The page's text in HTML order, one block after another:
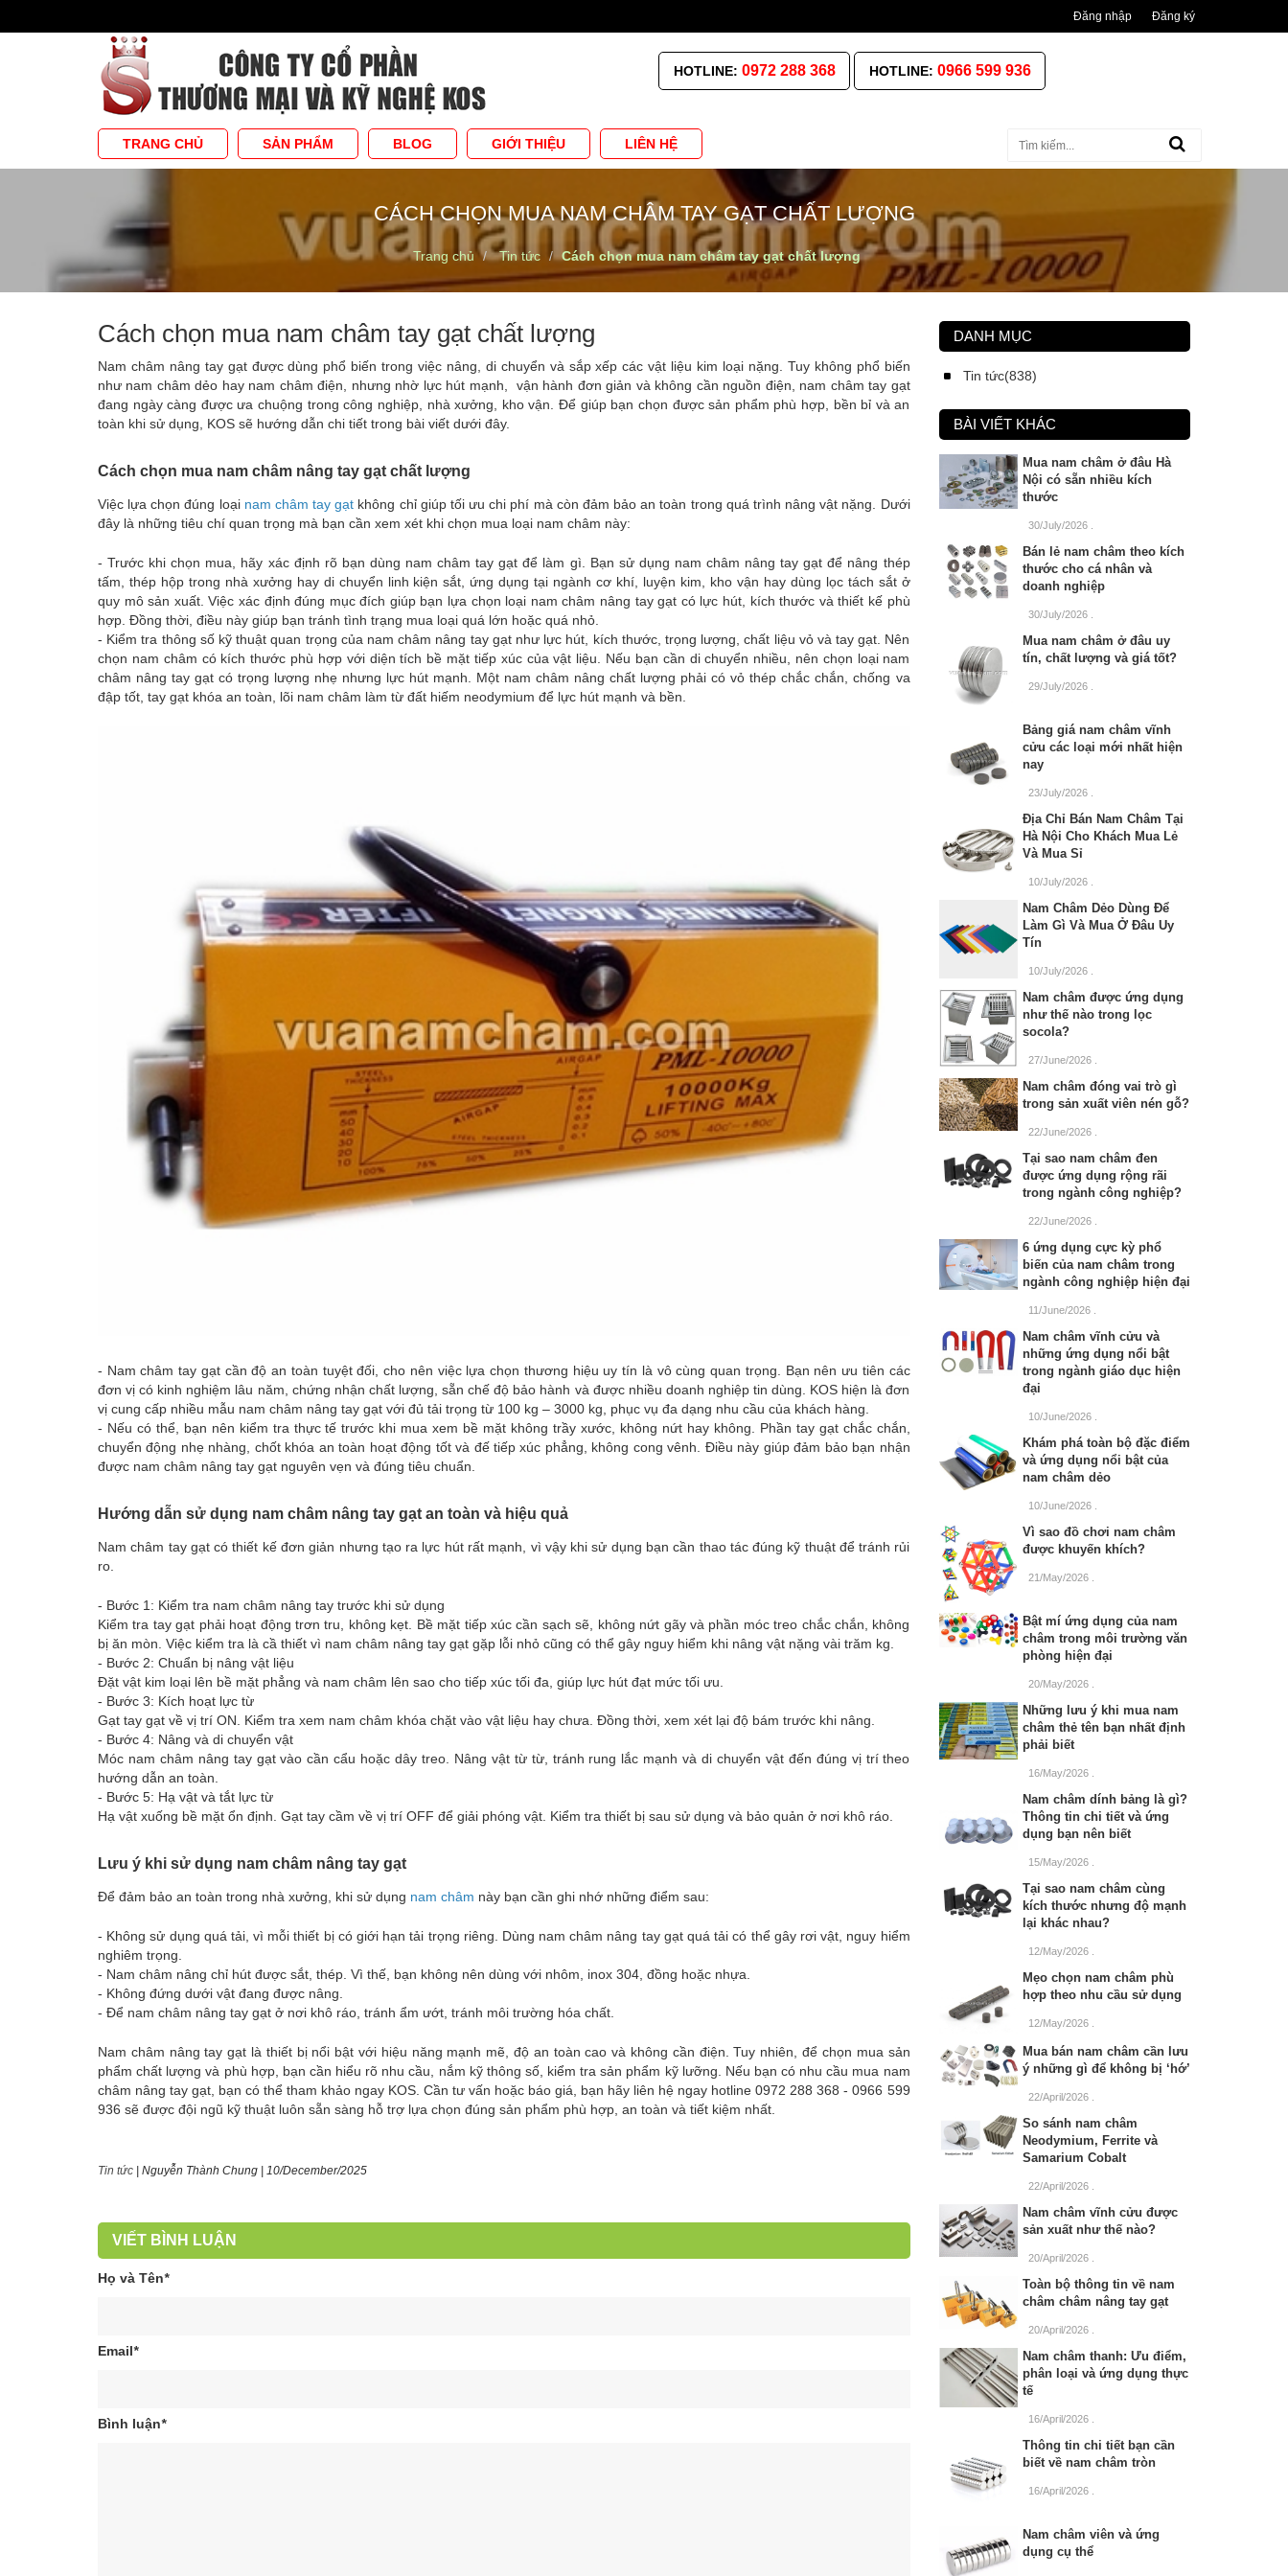
Đăng nhập Đăng ký
HOTLINE: 0972 288 368 HOTLINE: 0966 599 936
TRANG CHỦ SẢN PHẨM BLOG GIỚI THIỆU LIÊN HỆ
CÁCH CHỌN MUA NAM CHÂM TAY GẠT CHẤT LƯỢNG
Trang chủ Tin tức Cách chọn mua nam châm tay gạt chất lượng
Cách chọn mua nam châm tay gạt chất lượng
Nam châm nâng tay gạt được dùng phổ biến trong việc nâng, di chuyển và sắp xếp các vật liệu kim loại nặng. Tuy không phổ biến
như nam châm dẻo hay nam châm điện, nhưng nhờ lực hút mạnh, vận hành đơn giản và không cần nguồn điện, nam châm tay gạt
đang ngày càng được ưa chuộng trong công nghiệp, nhà xưởng, kho vận. Để giúp bạn chọn được sản phẩm phù hợp, bền bỉ và an
toàn khi sử dụng, KOS sẽ hướng dẫn chi tiết trong bài viết dưới đây.
Cách chọn mua nam châm nâng tay gạt chất lượng
Việc lựa chọn đúng loại nam châm tay gạt không chỉ giúp tối ưu chi phí mà còn đảm bảo an toàn trong quá trình nâng vật nặng. Dưới
đây là những tiêu chí quan trọng mà bạn cần xem xét khi chọn mua loại nam châm này:
- Trước khi chọn mua, hãy xác định rõ bạn dùng nam châm tay gạt để làm gì. Bạn sử dụng nam châm nâng tay gạt để nâng thép
tấm, thép hộp trong nhà xưởng hay di chuyển linh kiện sắt, ứng dụng tại ngành cơ khí, luyện kim, kho vận hay dùng lọc tách sắt ở
quy mô sản xuất. Việc xác định đúng mục đích giúp bạn lựa chọn loại nam châm nâng tay gạt có lực hút, kích thước và thiết kế phù
hợp. Đồng thời, điều này giúp bạn tránh tình trạng mua loại quá lớn hoặc quá nhỏ.
- Kiểm tra thông số kỹ thuật quan trọng của nam châm nâng tay gạt như lực hút, kích thước, trọng lượng, chất liệu vỏ và tay gạt. Nên
chọn nam châm có kích thước phù hợp với diện tích bề mặt tiếp xúc của vật liệu. Nếu bạn cần di chuyển nhiều, nên chọn loại nam
châm nâng tay gạt có trọng lượng nhẹ nhưng lực hút mạnh. Một nam châm nâng chất lượng phải có vỏ thép chắc chắn, chống va
đập tốt, tay gạt khóa an toàn, lõi nam châm làm từ đất hiếm neodymium để lực hút mạnh và bền.
- Nam châm tay gạt cần độ an toàn tuyệt đối, cho nên việc lựa chọn thương hiệu uy tín là vô cùng quan trọng. Bạn nên ưu tiên các
đơn vị có kinh nghiệm lâu năm, chứng nhận chất lượng, sẵn chế độ bảo hành và được nhiều doanh nghiệp tin dùng. KOS hiện là đơn
vị cung cấp nhiều mẫu nam châm nâng tay gạt với đủ tải trọng từ 100 kg – 3000 kg, phục vụ đa dạng nhu cầu của khách hàng.
- Nếu có thể, bạn nên kiểm tra thực tế trước khi mua xem bề mặt không trầy xước, không nứt hay không. Phần tay gạt chắc chắn,
chuyển động nhẹ nhàng, chốt khóa an toàn hoạt động tốt và đế tiếp xúc phẳng, không cong vênh. Điều này giúp đảm bảo bạn nhận
được nam châm nâng tay gạt nguyên vẹn và đúng tiêu chuẩn.
Hướng dẫn sử dụng nam châm nâng tay gạt an toàn và hiệu quả
Nam châm tay gạt có thiết kế đơn giản nhưng tạo ra lực hút rất mạnh, vì vậy khi sử dụng bạn cần thao tác đúng kỹ thuật để tránh rủi
ro.
- Bước 1: Kiểm tra nam châm nâng tay trước khi sử dụng
Kiểm tra tay gạt phải hoạt động trơn tru, không kẹt. Bề mặt tiếp xúc cần sạch sẽ, không nứt gãy và phần móc treo chắc chắn, không
bị ăn mòn. Việc kiểm tra là cầ thiết vì nam châm nâng tay gạt gặp lỗi nhỏ cũng có thể gây nguy hiểm khi nâng vật nặng vài trăm kg.
- Bước 2: Chuẩn bị nâng vật liệu
Đặt vật kim loại lên bề mặt phẳng và nam châm lên sao cho tiếp xúc tối đa, giúp lực hút đạt mức tối ưu.
- Bước 3: Kích hoạt lực từ
Gạt tay gạt về vị trí ON. Kiểm tra xem nam châm khóa chặt vào vật liệu hay chưa. Đồng thời, xem xét lại độ bám trước khi nâng.
- Bước 4: Nâng và di chuyển vật
Móc nam châm nâng tay gạt vào cần cẩu hoặc dây treo. Nâng vật từ từ, tránh rung lắc mạnh và di chuyển vật đến đúng vị trí theo
hướng dẫn an toàn.
- Bước 5: Hạ vật và tắt lực từ
Hạ vật xuống bề mặt ổn định. Gạt tay cầm về vị trí OFF để giải phóng vật. Kiểm tra thiết bị sau sử dụng và bảo quản ở nơi khô ráo.
Lưu ý khi sử dụng nam châm nâng tay gạt
Để đảm bảo an toàn trong nhà xưởng, khi sử dụng nam châm này bạn cần ghi nhớ những điểm sau:
- Không sử dụng quá tải, vì mỗi thiết bị có giới hạn tải trọng riêng. Dùng nam châm nâng tay gạt quá tải có thể gây rơi vật, nguy hiểm
nghiêm trọng.
- Nam châm nâng chỉ hút được sắt, thép. Vì thế, bạn không nên dùng với nhôm, inox 304, đồng hoặc nhựa.
- Không đứng dưới vật đang được nâng.
- Để nam châm nâng tay gạt ở nơi khô ráo, tránh ẩm ướt, tránh môi trường hóa chất.
Nam châm nâng tay gạt là thiết bị nổi bật với hiệu năng mạnh mẽ, độ an toàn cao và không cần điện. Tuy nhiên, để chọn mua sản
phẩm chất lượng và phù hợp, bạn cần hiểu rõ nhu cầu, nắm kỹ thông số, kiểm tra sản phẩm kỹ lưỡng. Nếu bạn có nhu cầu mua nam
châm nâng tay gạt, bạn có thể tham khảo ngay KOS. Cần tư vấn hoặc báo giá, bạn hãy liên hệ ngay hotline 0972 288 368 - 0966 599
936 sẽ được đội ngũ kỹ thuật luôn sẵn sàng hỗ trợ lựa chọn đúng sản phẩm phù hợp, an toàn và tiết kiệm nhất.
Tin tức | Nguyễn Thành Chung | 10/December/2025
VIẾT BÌNH LUẬN
Họ và Tên*
Email*
Bình luận*
DANH MỤC
Tin tức(838)
BÀI VIẾT KHÁC
Mua nam châm ở đâu Hà
Nội có sẵn nhiều kích
thước
30/July/2026
Bán lẻ nam châm theo kích
thước cho cá nhân và
doanh nghiệp
30/July/2026
Mua nam châm ở đâu uy
tín, chất lượng và giá tốt?
29/July/2026
Bảng giá nam châm vĩnh
cửu các loại mới nhất hiện
nay
23/July/2026
Địa Chỉ Bán Nam Châm Tại
Hà Nội Cho Khách Mua Lẻ
Và Mua Sỉ
10/July/2026
Nam Châm Dẻo Dùng Để
Làm Gì Và Mua Ở Đâu Uy
Tín
10/July/2026
Nam châm được ứng dụng
như thế nào trong lọc
socola?
27/June/2026
Nam châm đóng vai trò gì
trong sản xuất viên nén gỗ?
22/June/2026
Tại sao nam châm đen
được ứng dụng rộng rãi
trong ngành công nghiệp?
22/June/2026
6 ứng dụng cực kỳ phổ
biến của nam châm trong
ngành công nghiệp hiện đại
11/June/2026
Nam châm vĩnh cửu và
những ứng dụng nổi bật
trong ngành giáo dục hiện
đại
10/June/2026
Khám phá toàn bộ đặc điểm
và ứng dụng nổi bật của
nam châm dẻo
10/June/2026
Vì sao đồ chơi nam châm
được khuyến khích?
21/May/2026
Bật mí ứng dụng của nam
châm trong môi trường văn
phòng hiện đại
20/May/2026
Những lưu ý khi mua nam
châm thẻ tên bạn nhất định
phải biết
16/May/2026
Nam châm dính bảng là gì?
Thông tin chi tiết và ứng
dụng bạn nên biết
15/May/2026
Tại sao nam châm cùng
kích thước nhưng độ mạnh
lại khác nhau?
12/May/2026
Mẹo chọn nam châm phù
hợp theo nhu cầu sử dụng
12/May/2026
Mua bán nam châm cần lưu
ý những gì để không bị ‘hớ’
22/April/2026
So sánh nam châm
Neodymium, Ferrite và
Samarium Cobalt
22/April/2026
Nam châm vĩnh cửu được
sản xuất như thế nào?
20/April/2026
Toàn bộ thông tin về nam
châm châm nâng tay gạt
20/April/2026
Nam châm thanh: Ưu điểm,
phân loại và ứng dụng thực
tế
16/April/2026
Thông tin chi tiết bạn cần
biết về nam châm tròn
16/April/2026
Nam châm viên và ứng
dụng cụ thể